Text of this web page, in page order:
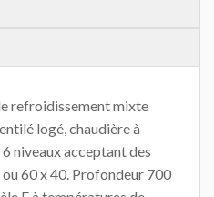
refroidissement mixte
logé, chaudière à
niveaux acceptant des
60 x 40. Profondeur 700